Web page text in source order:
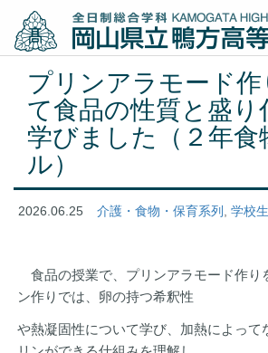
プリンアラモード作
て食品の性質と盛り
学びました（２年食
ル）
2026.06.25 介護・食物・保育系列 学校
食品の授業で、プリンアラモード作り
ン作りでは、卵の持つ希釈性
や熱凝固性について学び、加熱によって